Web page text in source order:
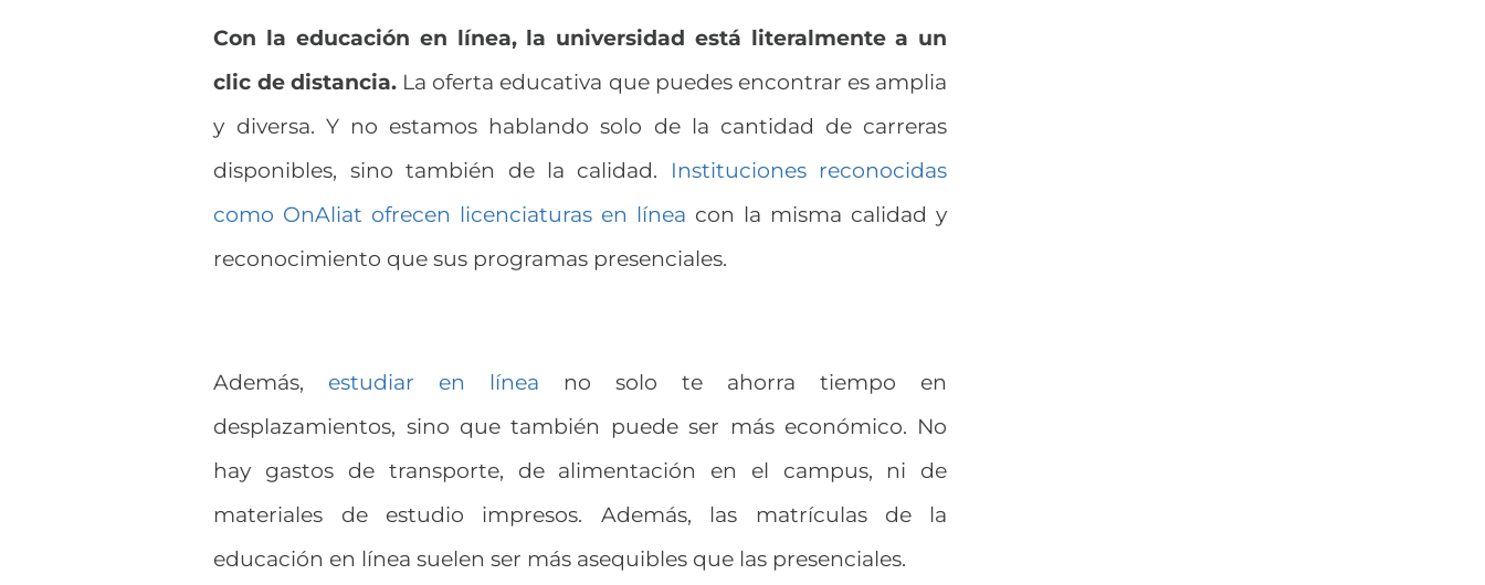
Con la educación en línea, la universidad está literalmente a un
clic de distancia. La oferta educativa que puedes encontrar es amplia
y diversa. Y no estamos hablando solo de la cantidad de carreras
disponibles, sino también de la calidad. Instituciones reconocidas
como OnAliat ofrecen licenciaturas en línea con la misma calidad y
reconocimiento que sus programas presenciales.
Además, estudiar en línea no solo te ahorra tiempo en
desplazamientos, sino que también puede ser más económico. No
hay gastos de transporte, de alimentación en el campus, ni de
materiales de estudio impresos. Además, las matrículas de la
educación en línea suelen ser más asequibles que las presenciales.